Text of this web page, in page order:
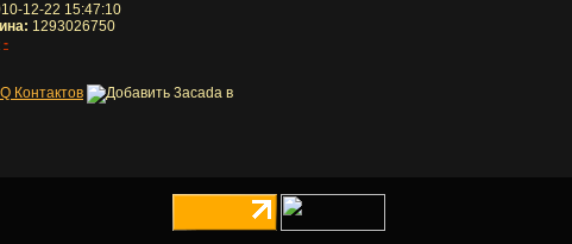
12-22 15:47:10
1293026750
-
Контактов